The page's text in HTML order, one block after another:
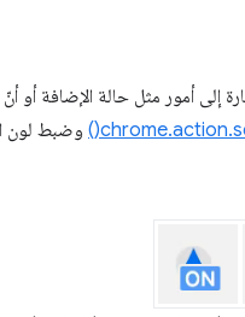
إلى أمور مثل حالة الإضافة أو
وضبط لون